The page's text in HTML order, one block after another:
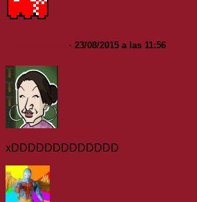
· 23/08/2015 a las 11:56
xDDDDDDDDDDDDD